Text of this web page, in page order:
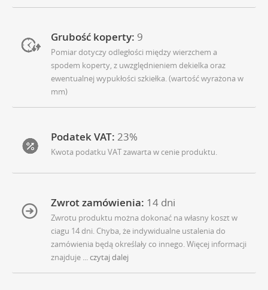
Grubość koperty: 9
Pomiar dotyczy odległości między wierzchem a
spodem koperty, z uwzględnieniem dekielka oraz
ewentualnej wypukłości szkiełka. (wartość wyrażona w
mm)
Podatek VAT: 23%
Kwota podatku VAT zawarta w cenie produktu.
Zwrot zamówienia: 14 dni
Zwrotu produktu można dokonać na własny koszt w
ciagu 14 dni. Chyba, że indywidualne ustalenia do
zamówienia będą określały co innego. Więcej informacji
znajduje ... czytaj dalej